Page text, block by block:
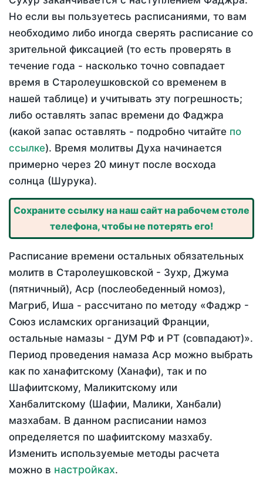
Но если вы пользуетесь расписаниями, то вам
необходимо либо иногда сверять расписание со
зрительной фиксацией (то есть проверять в
течение года - насколько точно совпадает
время в Старолеушковской со временем в
нашей таблице) и учитывать эту погрешность;
либо оставлять запас времени до Фаджра
(какой запас оставлять - подробно читайте по
ссылке). Время молитвы Духа начинается
примерно через 20 минут после восхода
солнца (Шурука).
Сохраните ссылку на наш сайт на рабочем столе
телефона, чтобы не потерять его!
Расписание времени остальных обязательных
молитв в Старолеушковской - Зухр, Джума
(пятничный), Аср (послеобеденный номоз),
Магриб, Иша - рассчитано по методу «Фаджр -
Союз исламских организаций Франции,
остальные намазы - ДУМ РФ и РТ (совпадают)».
Период проведения намаза Аср можно выбрать
как по ханафитскому (Ханафи), так и по
Шафиитскому, Маликитскому или
Ханбалитскому (Шафии, Малики, Ханбали)
мазхабам. В данном расписании намоз
определяется по шафиитскому мазхабу.
Изменить используемые методы расчета
можно в настройках.